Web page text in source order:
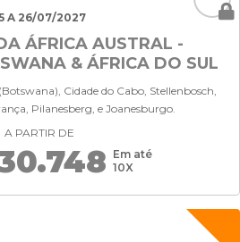
A 26/07/2027
ÁFRICA AUSTRAL -
& ÁFRICA DO SUL
Cidade do Cabo, Stellenbosch,
Pilanesberg, e Joanesburgo.
A PARTIR DE
Em até
10X